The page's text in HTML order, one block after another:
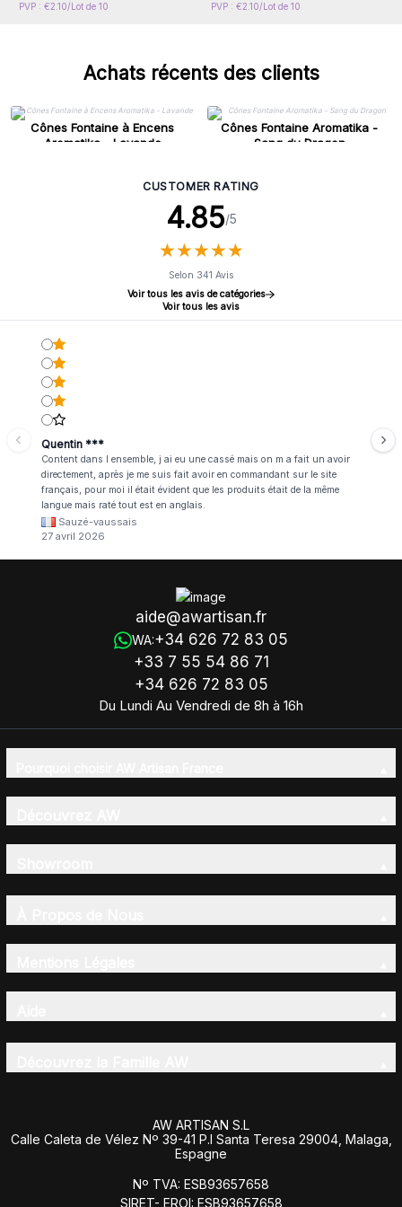
PVP : €2.10/Lot de 10 PVP : €2.10/Lot de 10
Achats récents des clients
Cônes Fontaine à Encens
Aromatika - Lavande
Cônes Fontaine Aromatika -
Sang du Dragon
CUSTOMER RATING
4.85/5
★★★★★
★★★★★
Selon 341 Avis
Voir tous les avis de catégories
Voir tous les avis
Quentin ***
Content dans l ensemble, j ai eu une cassé mais on m a fait un avoir
directement, après je me suis fait avoir en commandant sur le site
français, pour moi il était évident que les produits était de la même
langue mais raté tout est en anglais.
Sauzé-vaussais
27 avril 2026
aide@awartisan.fr
WA:+34 626 72 83 05
+33 7 55 54 86 71
+34 626 72 83 05
Du Lundi Au Vendredi de 8h à 16h
AW ARTISAN S.L
Calle Caleta de Vélez Nº 39-41 P.I Santa Teresa 29004, Malaga,
Espagne
Nº TVA: ESB93657658
SIRET- EROI: ESB93657658